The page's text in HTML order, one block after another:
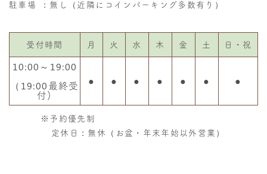
駐車場
：無し（近隣にコインパーキング多数有り）
受付時間 月 火 水 木 金 土 日・祝
10:00～19:00
（19:00最終受
付)
● ● ● ● ● ● ●
※予約優先制
定休日：無休（お盆・年末年始以外営業）